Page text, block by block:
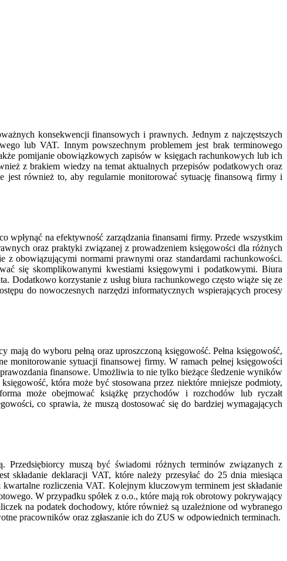
konsekwencji finansowych i prawnych. Jednym z najczęstszych
lub VAT. Innym powszechnym problemem jest brak terminowego
pomijanie obowiązkowych zapisów w księgach rachunkowych lub ich
z brakiem wiedzy na temat aktualnych przepisów podatkowych oraz
jest również to, aby regularnie monitorować sytuację finansową firmy i
wpłynąć na efektywność zarządzania finansami firmy. Przede wszystkim
oraz praktyki związanej z prowadzeniem księgowości dla różnych
z obowiązującymi normami prawnymi oraz standardami rachunkowości.
się skomplikowanymi kwestiami księgowymi i podatkowymi. Biura
Dodatkowo korzystanie z usług biura rachunkowego często wiąże się ze
do nowoczesnych narzędzi informatycznych wspierających procesy
do wyboru pełną oraz uproszczoną księgowość. Pełna księgowość,
monitorowanie sytuacji finansowej firmy. W ramach pełnej księgowości
finansowe. Umożliwia to nie tylko bieżące śledzenie wyników
która może być stosowana przez niektóre mniejsze podmioty,
może obejmować książkę przychodów i rozchodów lub ryczałt
co sprawia, że muszą dostosować się do bardziej wymagających
Przedsiębiorcy muszą być świadomi różnych terminów związanych z
deklaracji VAT, które należy przesyłać do 25 dnia miesiąca
rozliczenia VAT. Kolejnym kluczowym terminem jest składanie
W przypadku spółek z o.o., które mają rok obrotowy pokrywający
na podatek dochodowy, które również są uzależnione od wybranego
pracowników oraz zgłaszanie ich do ZUS w odpowiednich terminach.